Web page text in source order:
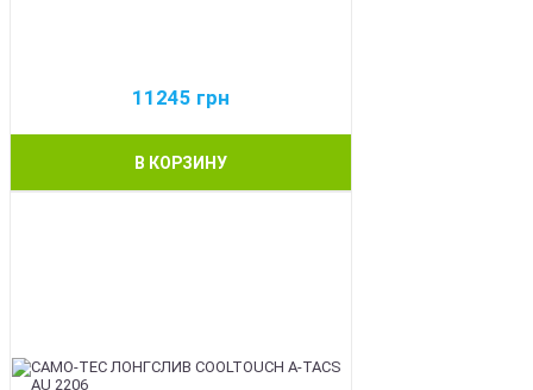
11245 грн
В КОРЗИНУ